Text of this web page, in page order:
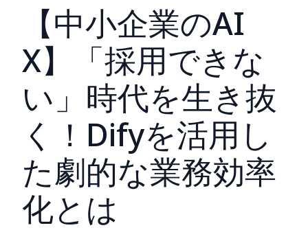
【中小企業のAI
X】「採用できな
い」時代を生き抜
く！Difyを活用し
た劇的な業務効率
化とは